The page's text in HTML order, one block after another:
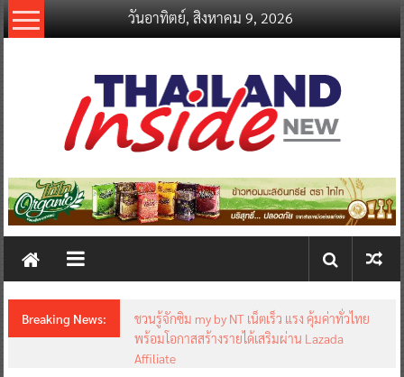
Skip
to
วันอาทิตย์, สิงหาคม 9, 2026
thailandinsidenew.com
Thailand
New
Breaking News:
ชวนรู้จักซิม my by NT เน็ตเร็ว แรง คุ้มค่าทั่วไทย
พร้อมโอกาสสร้างรายได้เสริมผ่าน Lazada
Affiliate